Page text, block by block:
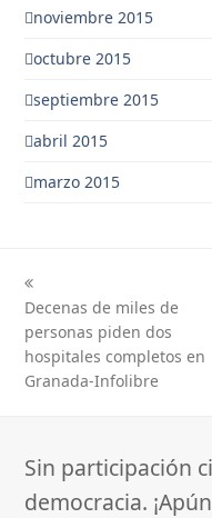
noviembre 2015
octubre 2015
septiembre 2015
abril 2015
marzo 2015
previous
post:
Decenas de miles de
personas piden dos
hospitales completos en
Granada-Infolibre
Sin participación
democracia.